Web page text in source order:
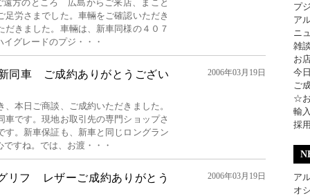
遠方のところ 広島からご来店、まこと
労さまでした。車輛をご確認いただき
きました。車輛は、新車同様の４０７
グレードのプジ・・・
同車 ご成約ありがとうござい
本日ご商談、ご成約いただきました。
です。現地お取引先の専門ショップさ
す。新車保証も、新車と同じロングラン
すね。では、お渡・・・
2006年03月19日
リフ レザーご成約ありがとう 2006年03月19日
プ
ア
ニ
雑
お
今
ご
☆
輸
採
ア
オ